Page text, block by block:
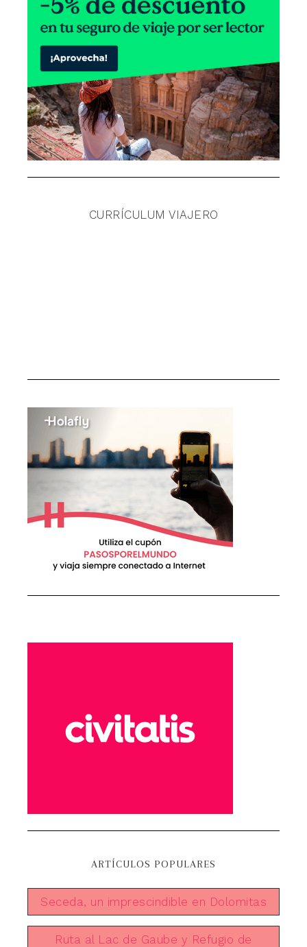
CURRÍCULUM VIAJERO
ARTÍCULOS POPULARES
Seceda, un imprescindible en Dolomitas
Ruta al Lac de Gaube y Refugio de